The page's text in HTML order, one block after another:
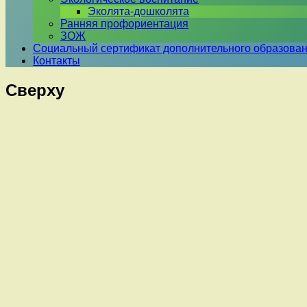
Эколята-дошколята
Ранняя профориентация
ЗОЖ
Социальный сертификат дополнительного
Контакты
Сверху